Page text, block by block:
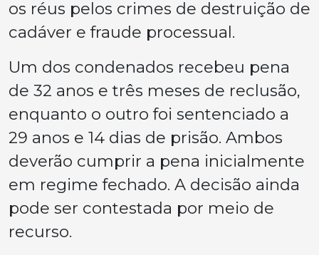
os réus pelos crimes de destruição de
cadáver e fraude processual.
Um dos condenados recebeu pena
de 32 anos e três meses de reclusão,
enquanto o outro foi sentenciado a
29 anos e 14 dias de prisão. Ambos
deverão cumprir a pena inicialmente
em regime fechado. A decisão ainda
pode ser contestada por meio de
recurso.